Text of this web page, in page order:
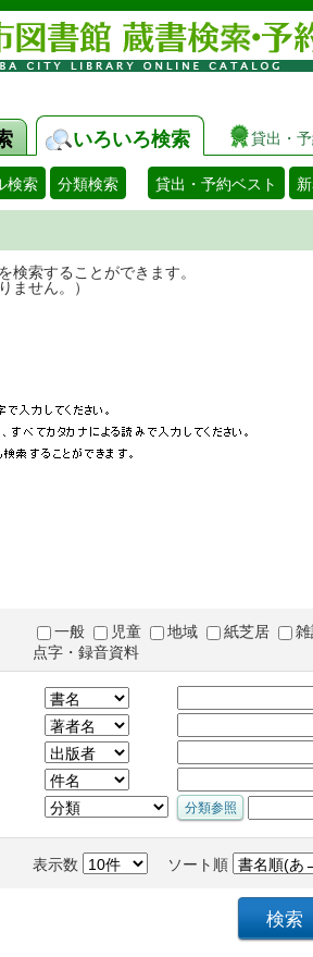
いろいろ検索 貸出・
検索 分類検索 貸出・予約ベスト
蔵書を検索することがで
ません。）
一般 児童 地域 紙芝居
点字・録音資料
表示数 ソート順